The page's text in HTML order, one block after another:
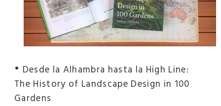
• Desde la Alhambra hasta la High Line:
The History of Landscape Design in 100
Gardens